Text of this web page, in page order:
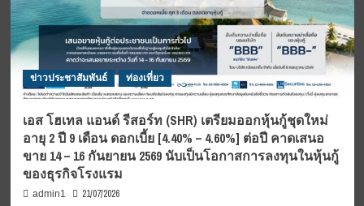
ข่าวประชาสัมพันธ์ ท่องเที่ยว
เอส โฮเทล แอนด์ รีสอร์ท (SHR) เตรียมออกหุ้นกู้ชุดใหม่
อายุ 2 ปี 9 เดือน ดอกเบี้ย [4.40% – 4.60%] ต่อปี คาดเสนอ
ขาย 14 – 16 กันยายน 2569 นับเป็นโอกาสการลงทุนในหุ้นกู้
ของธุรกิจโรงแรม
admin1 21/07/2026